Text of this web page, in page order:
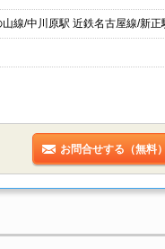
線/中川原駅 近鉄名古屋線/新正
お問合せする（無料）